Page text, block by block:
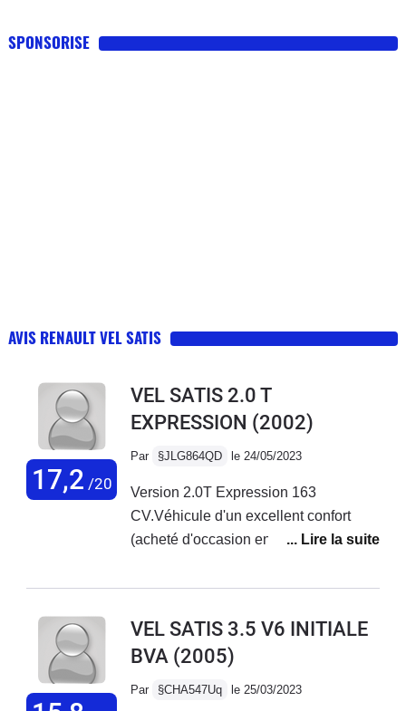
SPONSORISE
AVIS RENAULT VEL SATIS
17,2 /20
VEL SATIS 2.0 T
EXPRESSION (2002)
Par §JLG864QD le 24/05/2023
Version 2.0T Expression 163
CV.Véhicule d'un excellent confort
(acheté d'occasion en 2015 avec
mensuels vers mon entreprise en
étonné de la remarque concernant
l'usure des pneus : mes Michelin
VEL SATIS 3.5 V6 INITIALE
BVA (2005)
Par §CHA547Uq le 25/03/2023